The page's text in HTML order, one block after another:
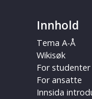
Innhold
Tema A-Å
Wikisøk
For studenter
For ansatte
Innsida